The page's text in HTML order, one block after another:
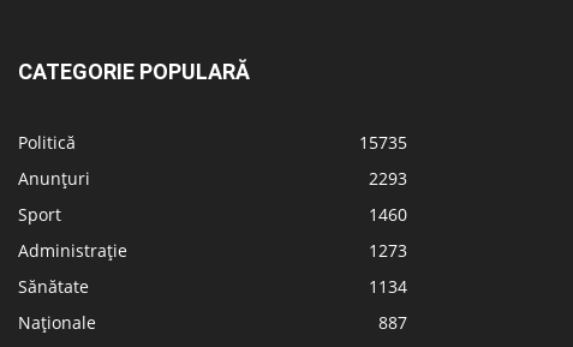
CATEGORIE POPULARĂ
Politică
15735
Anunțuri
2293
Sport
1460
Administrație
1273
Sănătate
1134
Naționale
887